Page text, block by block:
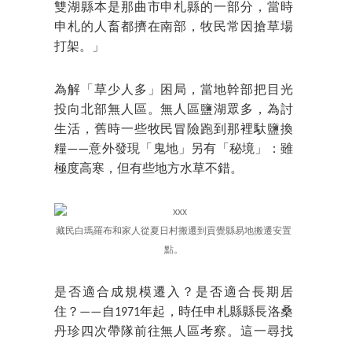
雙湖縣本是那曲市申札縣的一部分，當時
申札的人畜都擠在南部，牧民常因搶草場
打架。」
為解「草少人多」困局，當地幹部把目光
投向北部無人區。無人區鹽湖眾多，為討
生活，舊時一些牧民冒險跑到那裡馱鹽換
糧——意外發現「鬼地」另有「秘境」：雖
極度高寒，但有些地方水草不錯。
藏民白瑪羅布和家人從夏日村搬遷到貢覺縣易地搬遷安置
點。
是否適合成規模遷入？是否適合長期居
住？——自1971年起，時任申札縣縣長洛桑
丹珍四次帶隊前往無人區考察。這一尋找